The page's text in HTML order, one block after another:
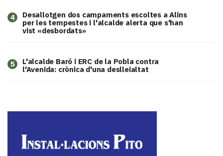
4
​Desallotgen dos campaments escoltes a Alins
per les tempestes i l'alcalde alerta que s'han
vist «desbordats»
5
L'alcalde Baró i ERC de la Pobla contra
l'Avenida: crònica d'una deslleialtat